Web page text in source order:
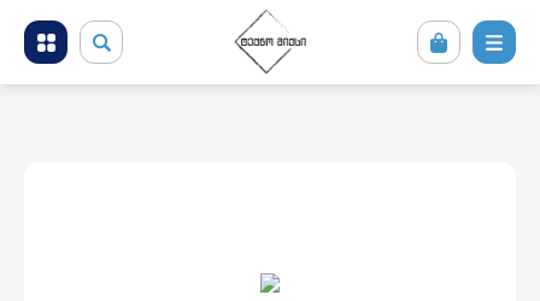
მობილური ტელეფონები და აქსესუარები